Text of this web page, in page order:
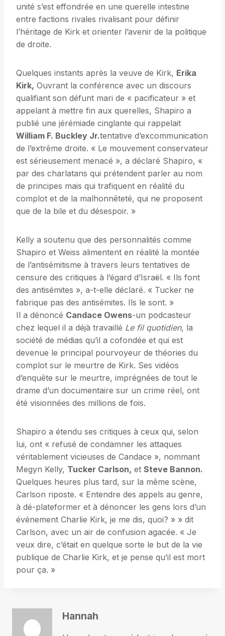
unité s’est effondrée en une querelle intestine
entre factions rivales rivalisant pour définir
l’héritage de Kirk et orienter l’avenir de la politique
de droite.
Quelques instants après la veuve de Kirk, Erika
Kirk, Ouvrant la conférence avec un discours
qualifiant son défunt mari de « pacificateur » et
appelant à mettre fin aux querelles, Shapiro a
publié une jérémiade cinglante qui rappelait
William F. Buckley Jr.tentative d’excommunication
de l’extrême droite. « Le mouvement conservateur
est sérieusement menacé », a déclaré Shapiro, «
par des charlatans qui prétendent parler au nom
de principes mais qui trafiquent en réalité du
complot et de la malhonnêteté, qui ne proposent
que de la bile et du désespoir. »
Kelly a soutenu que des personnalités comme
Shapiro et Weiss alimentent en réalité la montée
de l’antisémitisme à travers leurs tentatives de
censure des critiques à l’égard d’Israël. « Ils font
des antisémites », a-t-elle déclaré. « Tucker ne
fabrique pas des antisémites. Ils le sont. »
Il a dénoncé Candace Owens-un podcasteur
chez lequel il a déjà travaillé Le fil quotidien, la
société de médias qu’il a cofondée et qui est
devenue le principal pourvoyeur de théories du
complot sur le meurtre de Kirk. Ses vidéos
d’enquête sur le meurtre, imprégnées de tout le
drame d’un documentaire sur un crime réel, ont
été visionnées des millions de fois.
Shapiro a étendu ses critiques à ceux qui, selon
lui, ont « refusé de condamner les attaques
véritablement vicieuses de Candace », nommant
Megyn Kelly, Tucker Carlson, et Steve Bannon.
Quelques heures plus tard, sur la même scène,
Carlson riposte. « Entendre des appels au genre,
à dé-plateformer et à dénoncer les gens lors d’un
événement Charlie Kirk, je me dis, quoi? » » dit
Carlson, avec un air de confusion agacée. « Je
veux dire, c’était en quelque sorte le but de la vie
publique de Charlie Kirk, et je pense qu’il est mort
pour ça. »
Hannah